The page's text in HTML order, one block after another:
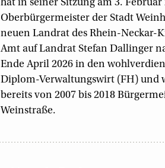
hat in seiner Sitzung am 3.
Oberbürgermeister der Stadt
neuen Landrat des Rhein-Neckar-
Amt auf Landrat Stefan Dallinger
Ende April 2026 in den
Diplom-Verwaltungswirt (FH) und
bereits von 2007 bis 2018
Weinstraße.